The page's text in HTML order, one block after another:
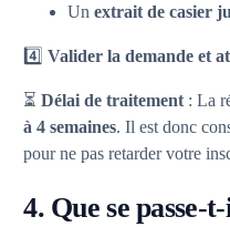
Unextrait de casier
4️⃣Valider la demande et
⏳Délai de traitement : La
à 4 semaines. Il est donc
pour ne pas retarder votre
4. Que se passe-